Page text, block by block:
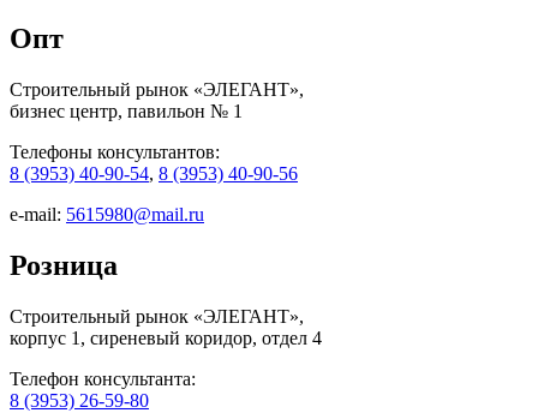
Опт
Строительный рынок «ЭЛЕГАНТ»,
бизнес центр, павильон № 1
Телефоны консультантов:
8 (3953) 40-90-54, 8 (3953) 40-90-56
e-mail: 5615980@mail.ru
Розница
Строительный рынок «ЭЛЕГАНТ»,
корпус 1, сиреневый коридор, отдел 4
Телефон консультанта:
8 (3953) 26-59-80